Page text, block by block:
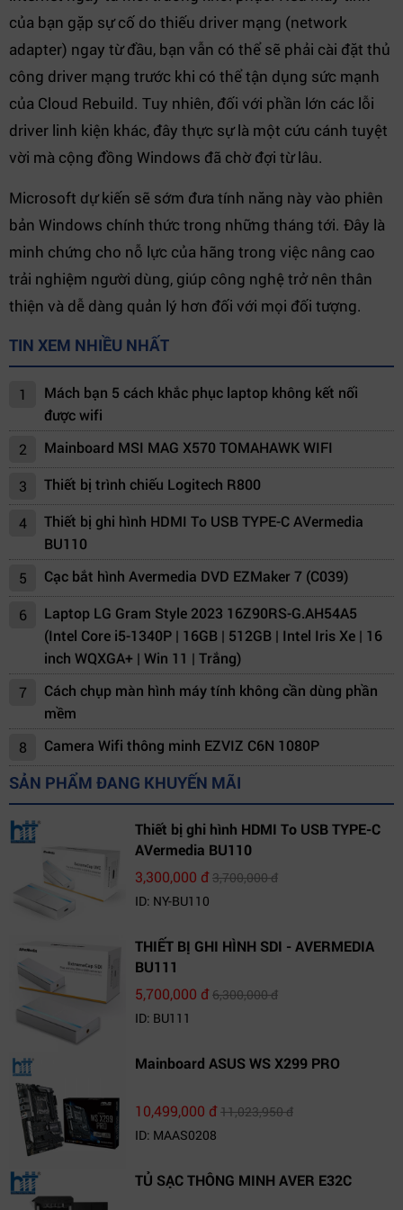
của bạn gặp sự cố do thiếu driver mạng (network
adapter) ngay từ đầu, bạn vẫn có thể sẽ phải cài đặt thủ
công driver mạng trước khi có thể tận dụng sức mạnh
của Cloud Rebuild. Tuy nhiên, đối với phần lớn các lỗi
driver linh kiện khác, đây thực sự là một cứu cánh tuyệt
vời mà cộng đồng Windows đã chờ đợi từ lâu.
Microsoft dự kiến sẽ sớm đưa tính năng này vào phiên
bản Windows chính thức trong những tháng tới. Đây là
minh chứng cho nỗ lực của hãng trong việc nâng cao
trải nghiệm người dùng, giúp công nghệ trở nên thân
thiện và dễ dàng quản lý hơn đối với mọi đối tượng.
TIN XEM NHIỀU NHẤT
1
Mách bạn 5 cách khắc phục laptop không kết nối
được wifi
2
Mainboard MSI MAG X570 TOMAHAWK WIFI
3 Thiết bị trình chiếu Logitech R800
4
Thiết bị ghi hình HDMI To USB TYPE-C AVermedia
BU110
5
Cạc bắt hình Avermedia DVD EZMaker 7 (C039)
6
Laptop LG Gram Style 2023 16Z90RS-G.AH54A5
(Intel Core i5-1340P | 16GB | 512GB | Intel Iris Xe | 16
inch WQXGA+ | Win 11 | Trắng)
7
Cách chụp màn hình máy tính không cần dùng phần
mềm
8
Camera Wifi thông minh EZVIZ C6N 1080P
SẢN PHẨM ĐANG KHUYẾN MÃI
Thiết bị ghi hình HDMI To USB TYPE-C
AVermedia BU110
3,300,000 đ3,700,000 đ
ID: NY-BU110
THIẾT BỊ GHI HÌNH SDI - AVERMEDIA
BU111
5,700,000 đ6,300,000 đ
ID: BU111
Mainboard ASUS WS X299 PRO
10,499,000 đ11,023,950 đ
ID: MAAS0208
TỦ SẠC THÔNG MINH AVER E32C